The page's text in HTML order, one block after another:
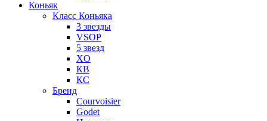
Коньяк
Класс Коньяка
3 звезды
VSOP
5 звезд
XO
КВ
КС
Бренд
Courvoisier
Godet